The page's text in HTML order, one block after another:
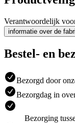
Verantwoordelijk
informatie over de
Bestel- en
Bezorgd door
Bezorgdag in
Bezorging